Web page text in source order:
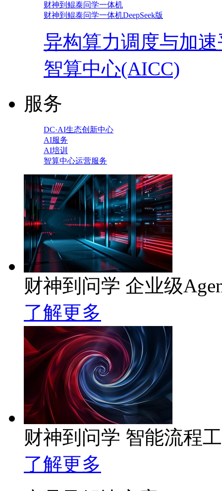
财神到鲲泰问学一体机
财神到鲲泰问学一体机DeepSeek版
异构算力调度与加
智算中心(AICC)
服务
DC·AI生态创新中心
AI服务
AI培训
智算中心运营服务
财神到问学 企业级
了解更多
财神到问学 智能流程
了解更多